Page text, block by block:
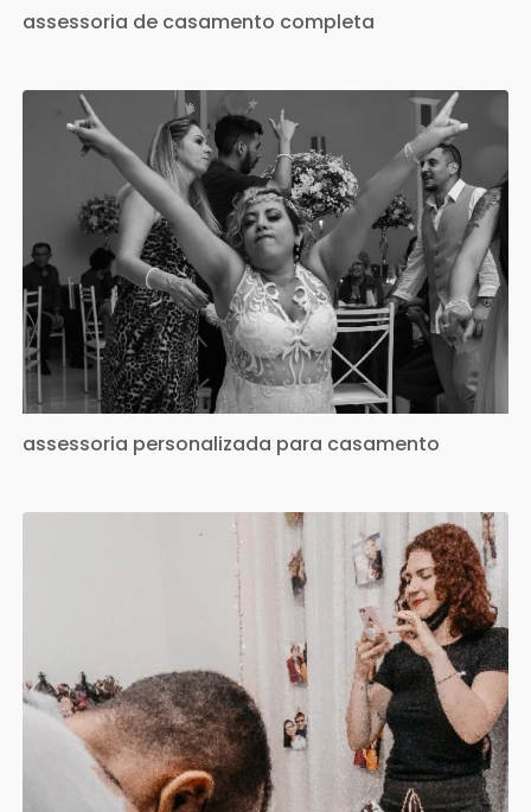
assessoria de casamento completa
assessoria personalizada para casamento